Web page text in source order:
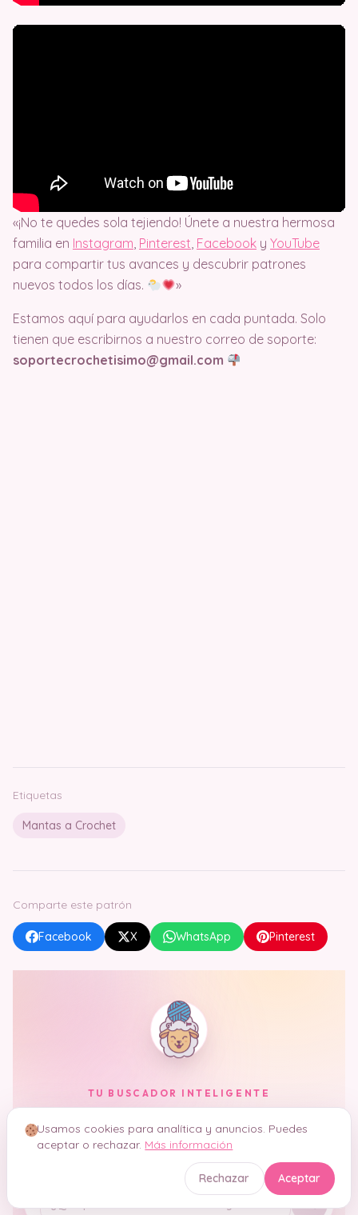
«¡No te quedes sola tejiendo! Únete a nuestra hermosa
familia en Instagram Pinterest Facebook y YouTube
para compartir tus avances y descubrir patrones
nuevos todos los días.
»
Estamos aquí para ayudarlos en cada puntada. Solo
tienen que escribirnos a nuestro correo de soporte:
soportecrochetisimo@gmail.com
Etiquetas
Mantas a Crochet
Comparte este patrón
Facebook X WhatsApp Pinterest
TU BUSCADOR INTELIGENTE
Hola, soyCrochetisimo
Encuentro tu patrón ideal entre8.832 patrones
explico técnicas y resuelvo dudas. En segundos.
Usamos cookies para analítica y anuncios. Puedes
aceptar o rechazar. Más información
Rechazar Aceptar